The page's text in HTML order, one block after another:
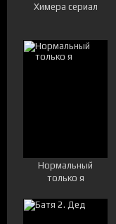
Химера сериал
Нормальный
только я